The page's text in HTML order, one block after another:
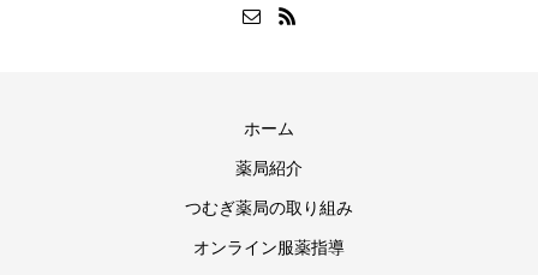
ホーム
薬局紹介
つむぎ薬局の取り組み
オンライン服薬指導